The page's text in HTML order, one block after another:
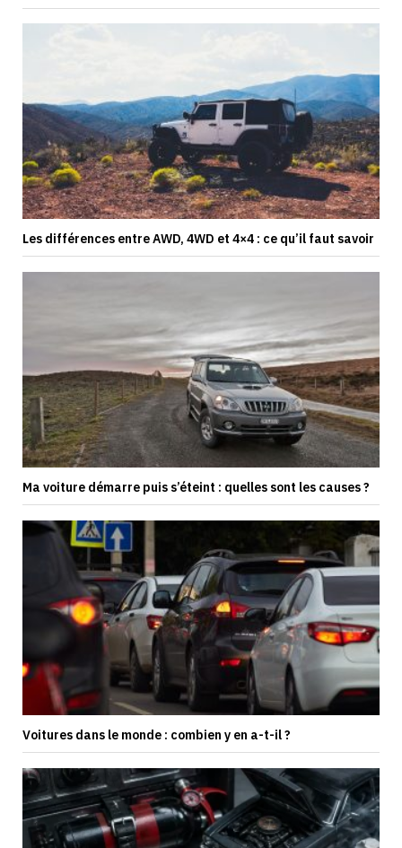
Les différences entre AWD, 4WD et 4×4 : ce qu’il faut savoir
Ma voiture démarre puis s’éteint : quelles sont les causes ?
Voitures dans le monde : combien y en a-t-il ?